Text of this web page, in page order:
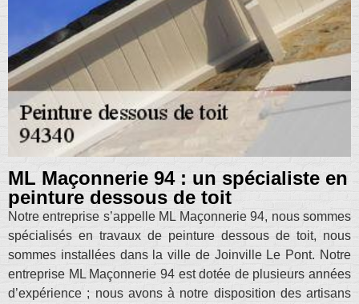
ML Maçonnerie 94 : un spécialiste en
peinture dessous de toit
Notre entreprise s’appelle ML Maçonnerie 94, nous sommes
spécialisés en travaux de peinture dessous de toit, nous
sommes installées dans la ville de Joinville Le Pont. Notre
entreprise ML Maçonnerie 94 est dotée de plusieurs années
d’expérience ; nous avons à notre disposition des artisans